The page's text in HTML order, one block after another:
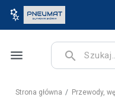
menu search
Strona główna Przewody,